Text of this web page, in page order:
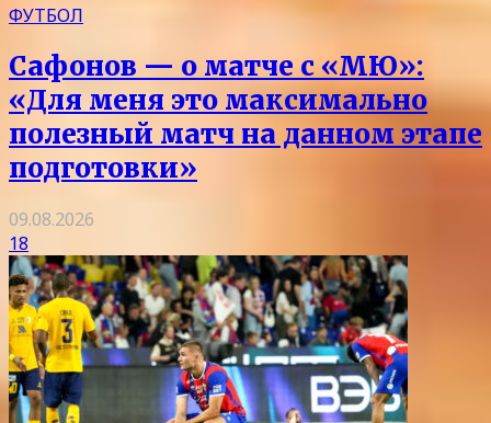
ФУТБОЛ
Сафонов — о матче с «МЮ»:
«Для меня это максимально
полезный матч на данном этапе
подготовки»
09.08.2026
18